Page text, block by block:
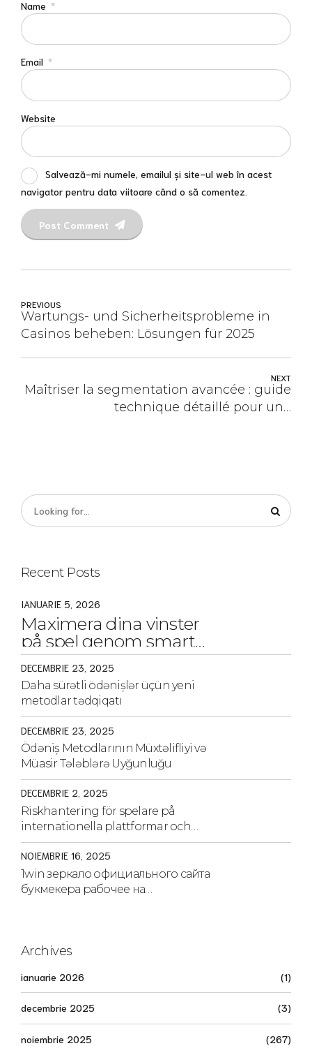
Name *
Email *
Website
Salvează-mi numele, emailul și site-ul web în acest
navigator pentru data viitoare când o să comentez.
Post Comment
PREVIOUS
Wartungs- und Sicherheitsprobleme in
Casinos beheben: Lösungen für 2025
NEXT
Maîtriser la segmentation avancée : guide
technique détaillé pour une
Recent Posts
IANUARIE 5, 2026
Maximera dina vinster
på spel genom smarta
strategier och tips
DECEMBRIE 23, 2025
Daha sürətli ödənişlər üçün yeni
metodlar tədqiqatı
DECEMBRIE 23, 2025
Ödəniş Metodlarının Müxtəlifliyi və
Müasir Tələblərə Uyğunluğu
DECEMBRIE 2, 2025
Riskhantering för spelare på
internationella plattformar och
strategier för säkerhet
NOIEMBRIE 16, 2025
1win зеркало официального сайта
букмекера рабочее на
Archives
ianuarie 2026 (1)
decembrie 2025 (3)
noiembrie 2025 (267)